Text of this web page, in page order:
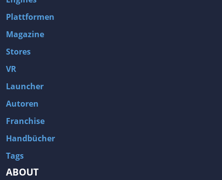
Plattformen
Magazine
Stores
VR
Launcher
Autoren
Franchise
Handbücher
Tags
ABOUT